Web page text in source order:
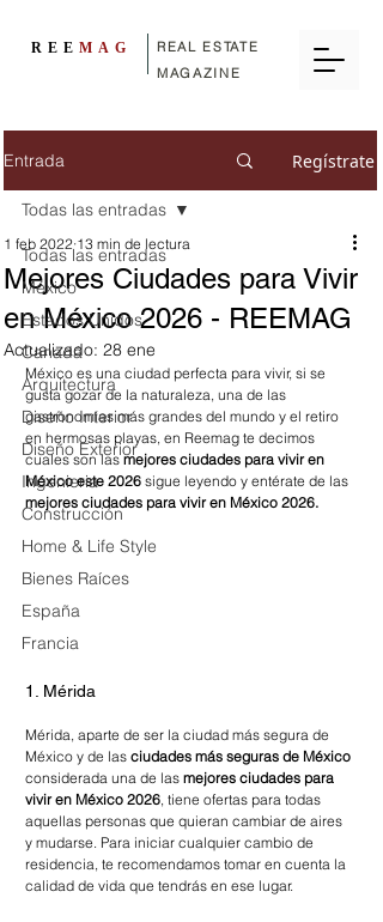
REAL ESTATE
MAGAZINE
REE MAG
Entrada Regístrate
Todas las entradas
México
Estados Unidos
Canadá
Arquitectura
Diseño Interior
Diseño Exterior
Ingenieria
Construcción
Home & Life Style
Bienes Raíces
España
Francia
Todas las entradas
Mejores Ciudades para Vivir
en México 2026 - REEMAG
1 feb 2022 13 min de lectura
Actualizado: 28 ene
México es una ciudad perfecta para vivir, si se
gusta gozar de la naturaleza, una de las
gastronomías más grandes del mundo y el retiro
en hermosas playas, en Reemag te decimos
cuales son las mejores ciudades para vivir en
México este 2026 sigue leyendo y entérate de las
mejores ciudades para vivir en México 2026.
1. Mérida
Mérida, aparte de ser la ciudad más segura de
México y de las ciudades más seguras de México
considerada una de las mejores ciudades para
vivir en México 2026 , tiene ofertas para todas
aquellas personas que quieran cambiar de aires
y mudarse. Para iniciar cualquier cambio de
residencia, te recomendamos tomar en cuenta la
calidad de vida que tendrás en ese lugar.